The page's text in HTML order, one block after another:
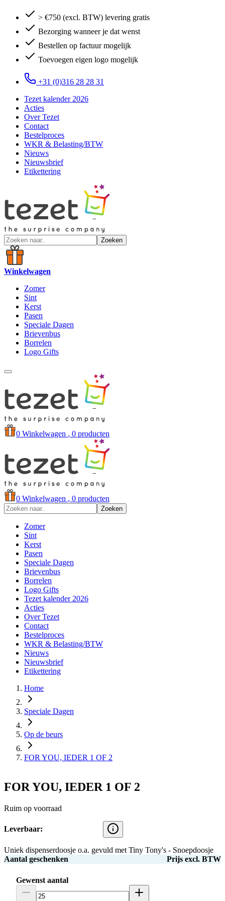
> €750 (excl. BTW) levering gratis
Bezorging wanneer je dat wenst
Bestellen op factuur mogelijk
Toevoegen eigen logo mogelijk
+31 (0)316 28 28 31
Tezet kalender 2026
Acties
Over Tezet
Contact
Bestelproces
WKR & Belasting/BTW
Nieuws
Nieuwsbrief
Etikettering
Zoeken
Winkelwagen
Zomer
Sint
Kerst
Pasen
Speciale Dagen
Brievenbus
Borrelen
Logo Gifts
0 Winkelwagen , 0 producten
0 Winkelwagen , 0 producten
Zoeken
Zomer
Sint
Kerst
Pasen
Speciale Dagen
Brievenbus
Borrelen
Logo Gifts
Tezet kalender 2026
Acties
Over Tezet
Contact
Bestelproces
WKR & Belasting/BTW
Nieuws
Nieuwsbrief
Etikettering
Home
Speciale Dagen
Op de beurs
FOR YOU, IEDER 1 OF 2
FOR YOU, IEDER 1 OF 2
Ruim op voorraad
Leverbaar:
Uniek dispenserdoosje o.a. gevuld met Tiny Tony's - Snoepdoosje
Aantal geschenken
Prijs excl. BTW
Gewenst aantal